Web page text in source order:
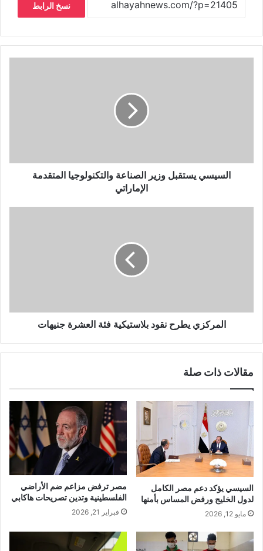
نسخ الرابط
السيسي يستقبل وزير الصناعة والتكنولوجيا المتقدمة
الإماراتي
المركزي يطرح نقود بلاستيكية فئة العشرة جنيهات
مقالات ذات صلة
السيسي يؤكد دعم مصر الكامل
لدول الخليج ورفض المساس بأمنها
مايو 12, 2026
مصر ترفض مزاعم ضم الأراضي
الفلسطينية وتدين تصريحات هاكابي
فبراير 21, 2026